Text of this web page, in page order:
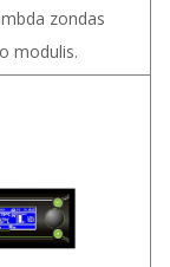
zondas
modulis.